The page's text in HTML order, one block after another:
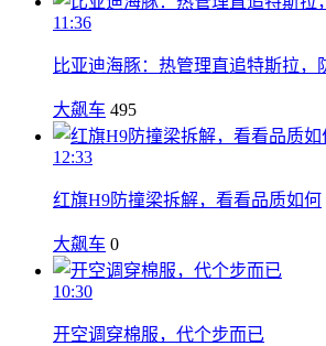
11:36
比亚迪海豚：热管理直追特斯拉，
大飙车 495
12:33
红旗H9防撞梁拆解，看看品质如何
大飙车 0
10:30
开空调穿棉服，代个步而已